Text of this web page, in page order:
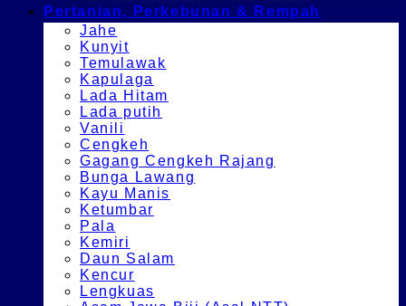
Pertanian, Perkebunan & Rempah
Jahe
Kunyit
Temulawak
Kapulaga
Lada Hitam
Lada putih
Vanili
Cengkeh
Gagang Cengkeh Rajang
Bunga Lawang
Kayu Manis
Ketumbar
Pala
Kemiri
Daun Salam
Kencur
Lengkuas